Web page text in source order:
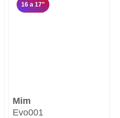
16 a 17"
Mim
Evo001